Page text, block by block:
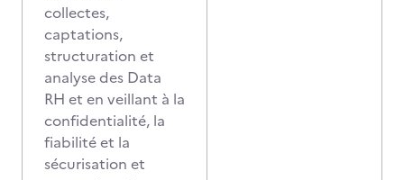
collectes,
captations,
structuration et
analyse des Data
RH et en veillant à la
confidentialité, la
fiabilité et la
sécurisation et